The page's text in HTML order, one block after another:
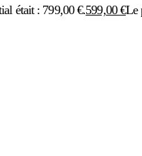
était : 799,00 €.599,00€Le